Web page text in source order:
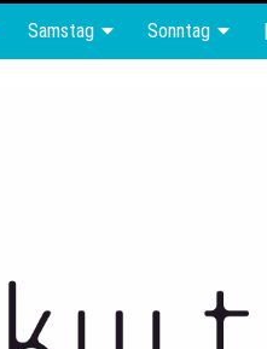
Samstag Sonntag